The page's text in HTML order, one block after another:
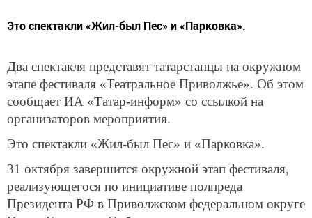
Это спектакли «Жил-был Пес» и «Парковка».
Два спектакля представят татарстанцы на окружном
этапе фестиваля «Театральное Приволжье». Об этом
сообщает ИА «Татар-информ» со ссылкой на
организаторов мероприятия.
Это спектакли «Жил-был Пес» и «Парковка».
31 октября завершится окружной этап фестиваля,
реализующегося по инициативе полпреда
Президента РФ в Приволжском федеральном округе